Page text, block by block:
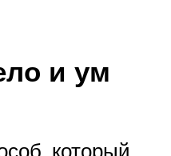
и ум
который